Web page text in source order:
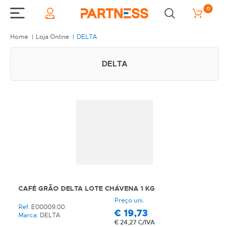
0
Home Loja Online DELTA
DELTA
CAFÉ GRÃO DELTA LOTE CHÁVENA 1 KG
Ref. E00009.00
Marca: DELTA
Preço uni.
€ 19,73
€24,27 C/IVA